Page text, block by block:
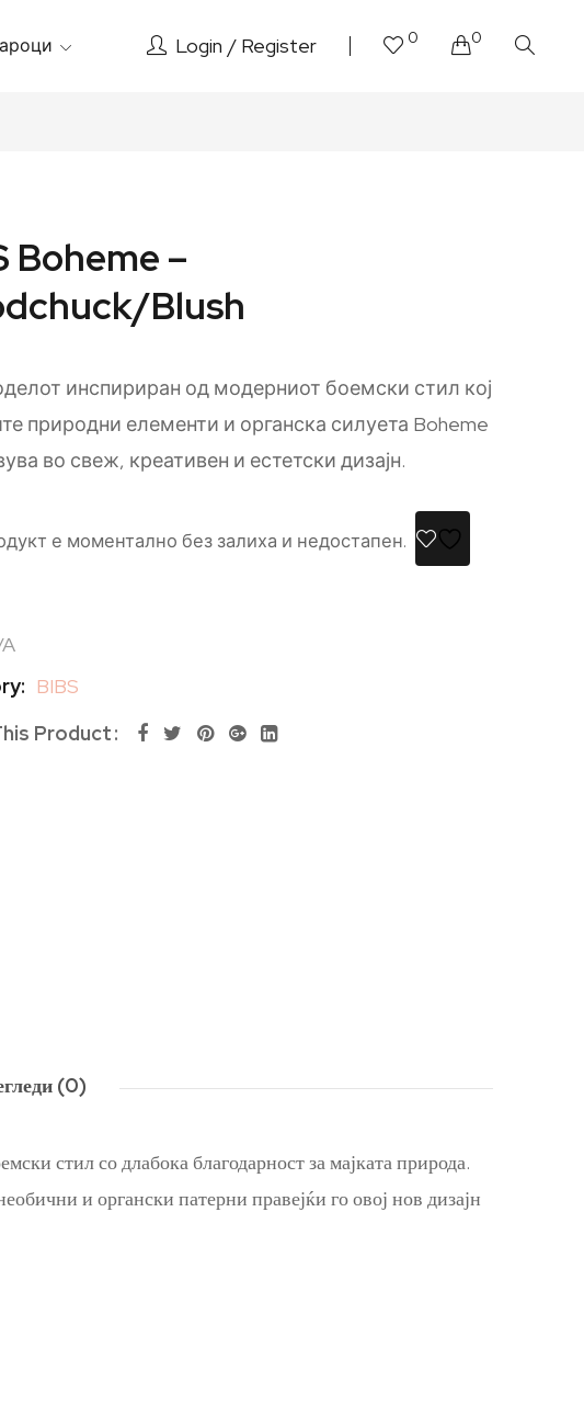
Login Register 0 0
Boheme –
Blush
инспириран од модерниот боемски стил кој
природни елементи и органска силуета Boheme
во свеж, креативен и естетски дизајн.
е моментално без залиха и недостапен.
BIBS
Product
(0)
стил со длабока благодарност за мајката природа.
и органски патерни правејќи го овој нов дизајн